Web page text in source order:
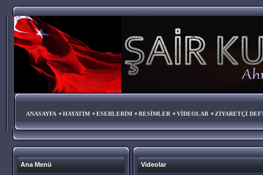
ANASAYFA HAYATIM ESERLERİM RESİMLER VİDEOLAR ZİYARETÇİ
Ana Menü Videolar